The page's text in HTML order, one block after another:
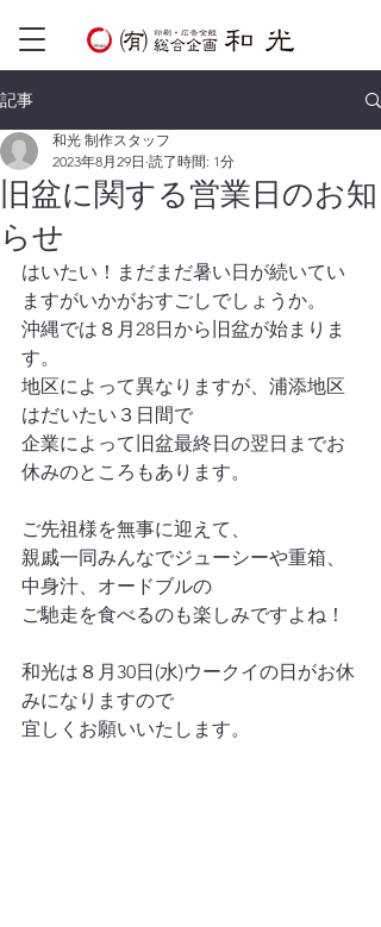
記事
旧盆に関する営業日のお知
らせ
和光 制作スタッフ
2023年8月29日 読了時間: 1分
はいたい！まだまだ暑い日が続いてい
ますがいかがおすごしでしょうか。
沖縄では８月28日から旧盆が始まりま
す。
地区によって異なりますが、浦添地区
はだいたい３日間で
企業によって旧盆最終日の翌日までお
休みのところもあります。
ご先祖様を無事に迎えて、
親戚一同みんなでジューシーや重箱、
中身汁、オードブルの
ご馳走を食べるのも楽しみですよね！
和光は８月30日(水)ウークイの日がお休
みになりますので
宜しくお願いいたします。